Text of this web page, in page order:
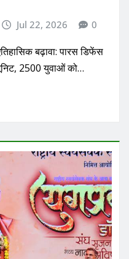
Jul 22, 2026 0
बढ़ावा: पारस डिफेंस
2500 युवाओं को…